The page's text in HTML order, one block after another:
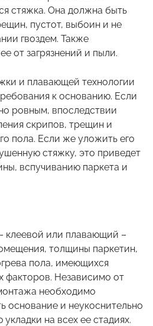
стяжка. Она должна быть
пустот, выбоин и не
гвоздем. Также
от загрязнений и пыли.
и плавающей технологии
к основанию. Если
ровным, впоследствии
скрипов, трещин и
пола. Если же уложить его
стяжку, это приведет
вспучиванию паркета и
клеевой или плавающий –
толщины паркетин,
пола, имеющихся
факторов. Независимо от
необходимо
основание и неукоснительно
на всех ее стадиях.